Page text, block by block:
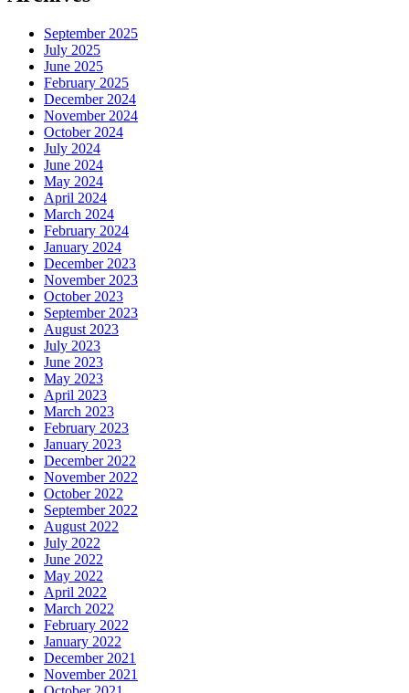
September 2025
July 2025
June 2025
February 2025
December 2024
November 2024
October 2024
July 2024
June 2024
May 2024
April 2024
March 2024
February 2024
January 2024
December 2023
November 2023
October 2023
September 2023
August 2023
July 2023
June 2023
May 2023
April 2023
March 2023
February 2023
January 2023
December 2022
November 2022
October 2022
September 2022
August 2022
July 2022
June 2022
May 2022
April 2022
March 2022
February 2022
January 2022
December 2021
November 2021